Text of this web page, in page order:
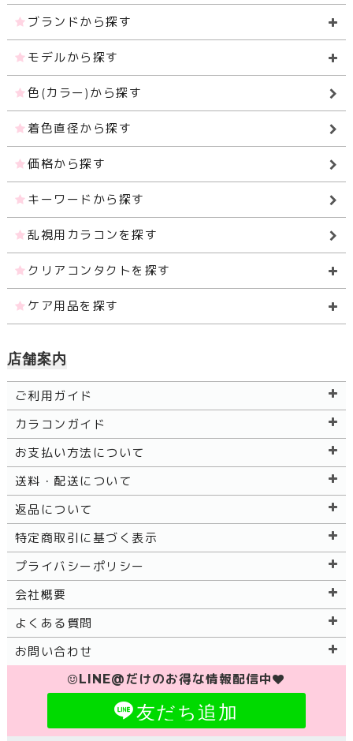
ブランドから探す
モデルから探す
色(カラー)から探す
着色直径から探す
価格から探す
キーワードから探す
乱視用カラコンを探す
クリアコンタクトを探す
ケア用品を探す
店舗案内
ご利用ガイド
カラコンガイド
お支払い方法について
送料・配送について
返品について
特定商取引に基づく表示
プライバシーポリシー
会社概要
よくある質問
お問い合わせ
LINE@だけのお得な情報配信中
友だち追加